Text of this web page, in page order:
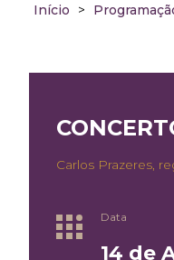
Início >
Carlos Prazeres,
Data
14 de